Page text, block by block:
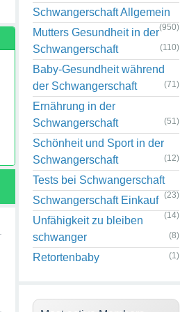
Schwangerschaft Allgemein
(950)
Mutters Gesundheit in der
Schwangerschaft
(110)
Baby-Gesundheit während
der Schwangerschaft
(71)
Ernährung in der
Schwangerschaft
(51)
Schönheit und Sport in der
Schwangerschaft
(12)
Tests bei Schwangerschaft
(23)
Schwangerschaft Einkauf
(14)
Unfähigkeit zu bleiben
schwanger
(8)
Retortenbaby (1)